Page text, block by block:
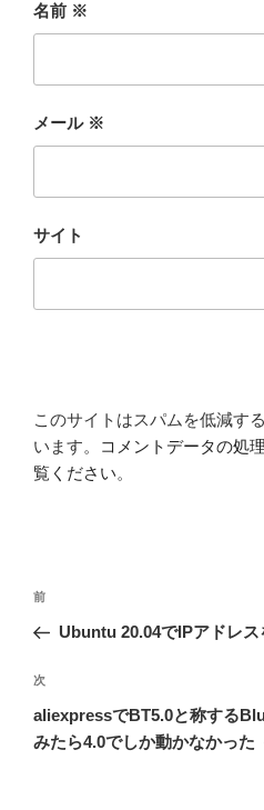
名前 ※
メール ※
サイト
このサイトはスパムを低減す
います。
コメントデータの処
覧ください。
投
ナ
ビ
ゲ
ー
前
の
稿
前
Ubuntu 20.04でIPアドレス
次
の
投
次
aliexpressでBT5.0と称する
みたら4.0でしか動かなかった